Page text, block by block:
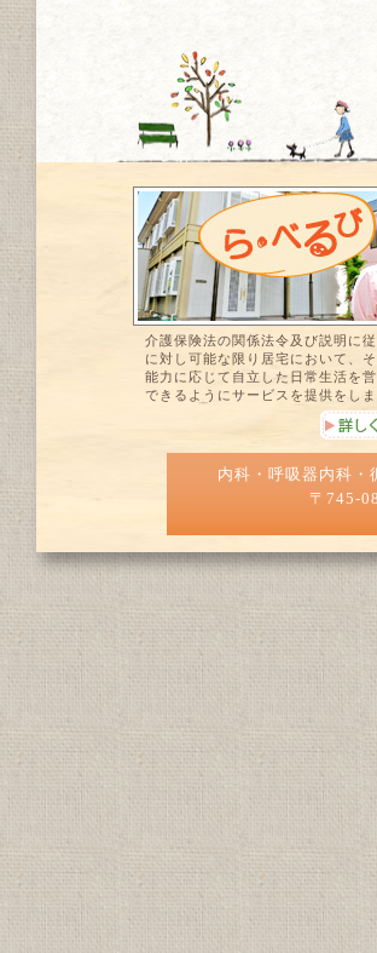
介護保険法の関係法令及び説明に
に対し可能な限り居宅において、
能力に応じて自立した日常生活を
できるようにサービスを提供をしま
内科・呼吸器内科
〒745-